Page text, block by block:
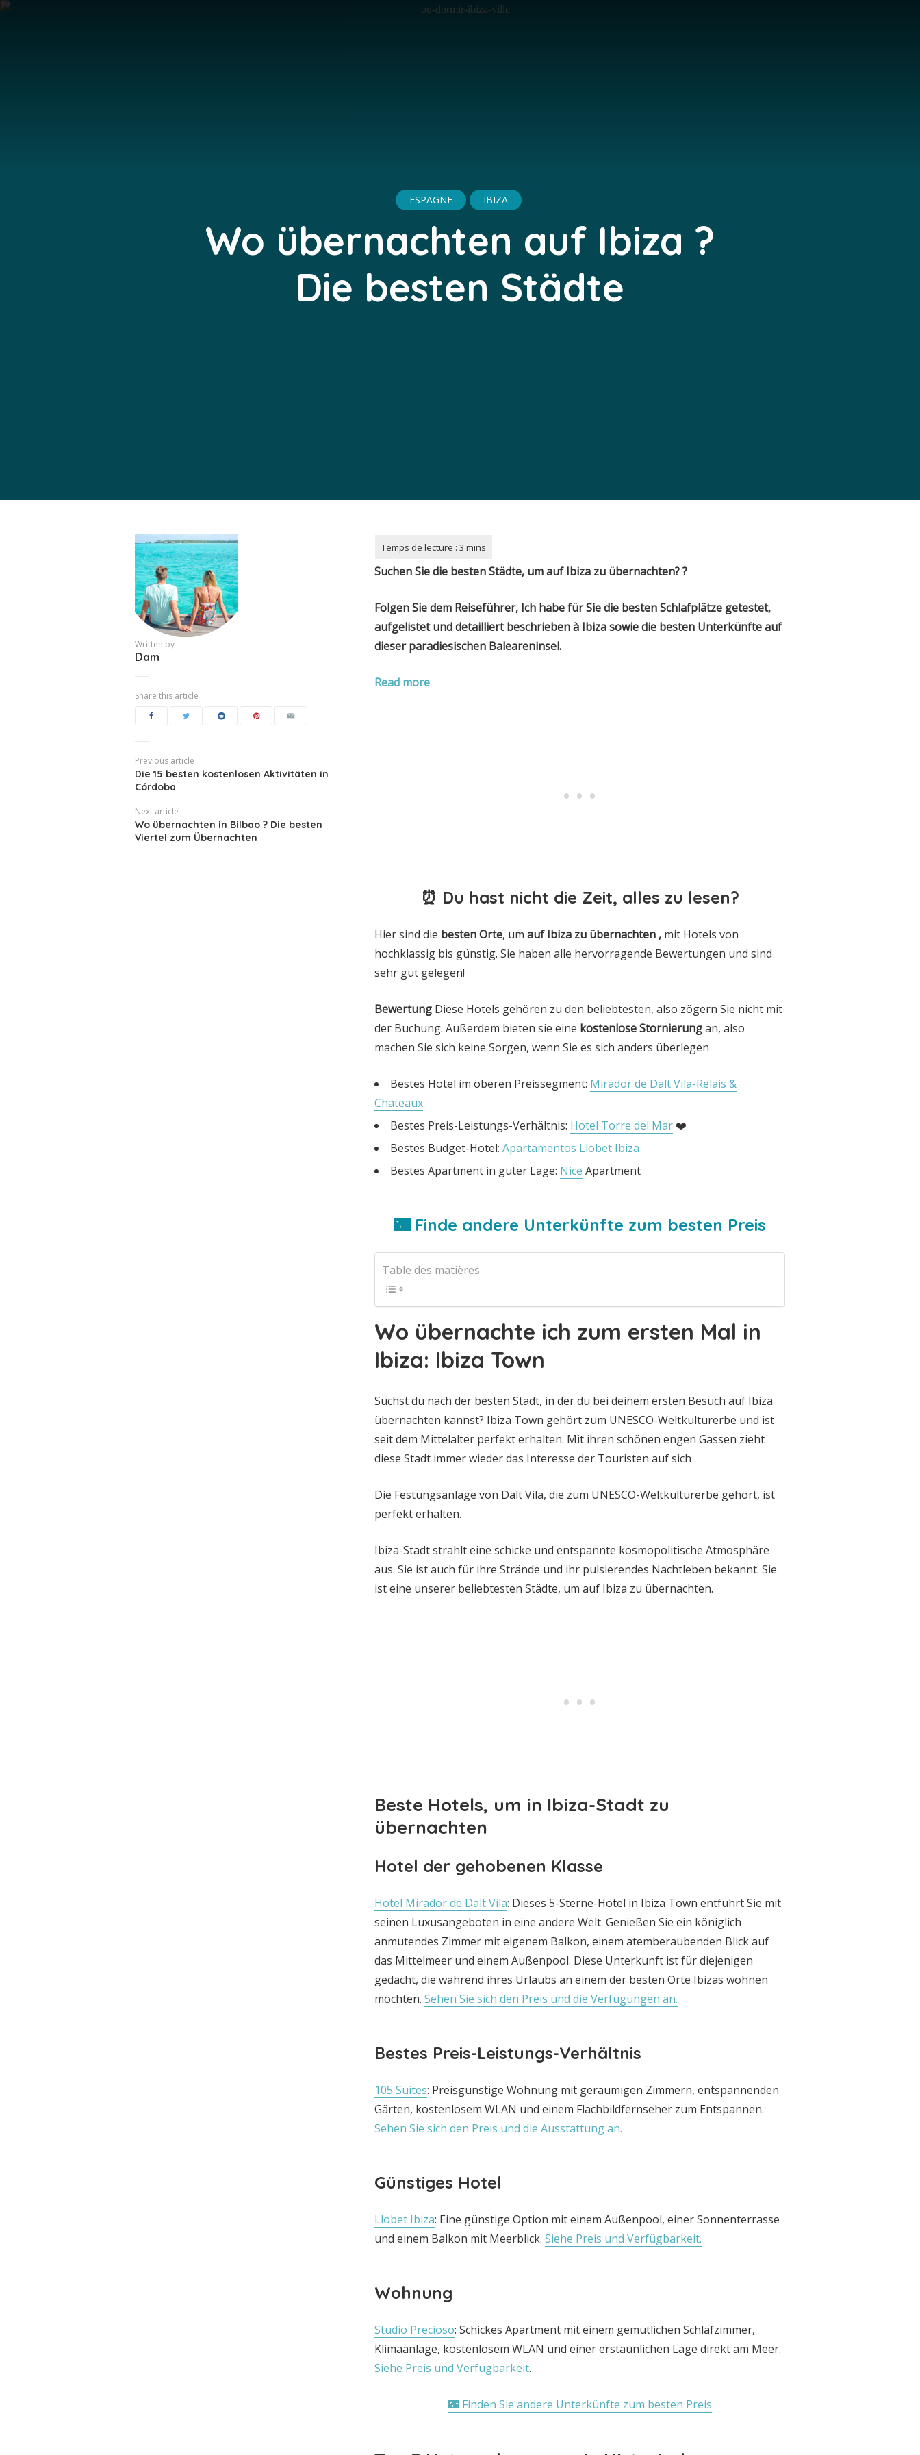
ESPAGNE IBIZA
Wo übernachten auf Ibiza ?
Die besten Städte
Written by
Dam
Share this article
Previous article
Die 15 besten kostenlosen Aktivitäten in
Córdoba
Next article
Wo übernachten in Bilbao ? Die besten
Viertel zum Übernachten
Suchen Sie die besten Städte, umaufIbiza zu übernachten??
Folgen Sie dem Reiseführer, Ich habe für Sie die besten Schlafplätze getestet,
aufgelistet und detailliert beschriebenà Ibizasowie die besten Unterkünfte auf
dieser paradiesischen Baleareninsel.
Read more
⏰ Du hast nicht die Zeit, alles zu lesen?
Hier sind die besten Orte, um auf Ibiza zu übernachten , mit Hotels von
hochklassig bis günstig. Sie haben alle hervorragende Bewertungen und sind
sehr gut gelegen!
Bewertung Diese Hotels gehören zu den beliebtesten, also zögern Sie nicht mit
der Buchung. Außerdem bieten sie eine kostenlose Stornierungan, also
machen Sie sich keine Sorgen, wenn Sie es sich anders überlegen
Bestes Hotel im oberen Preissegment: Mirador de Dalt Vila-Relais &
Chateaux
Bestes Preis-Leistungs-Verhältnis: Hotel Torre del Mar ❤️
Bestes Budget-Hotel: Apartamentos Llobet Ibiza
Bestes Apartment in guter Lage: Nice Apartment
🌃 Finde andere Unterkünfte zum besten Preis
Table des matières
Wo übernachte ich zum ersten Mal in
Ibiza: Ibiza Town
Suchst du nach der besten Stadt, in der du bei deinem ersten Besuch auf Ibiza
übernachten kannst? Ibiza Town gehört zum UNESCO-Weltkulturerbe und ist
seit dem Mittelalter perfekt erhalten. Mit ihren schönen engen Gassen zieht
diese Stadt immer wieder das Interesse der Touristen auf sich
Die Festungsanlage von Dalt Vila, die zum UNESCO-Weltkulturerbe gehört, ist
perfekt erhalten.
Ibiza-Stadt strahlt eine schicke und entspannte kosmopolitische Atmosphäre
aus. Sie ist auch für ihre Strände und ihr pulsierendes Nachtleben bekannt. Sie
ist eine unserer beliebtesten Städte, um auf Ibiza zu übernachten.
Beste Hotels, um in Ibiza-Stadt zu
übernachten
Hotel der gehobenen Klasse
Hotel Mirador de Dalt Vila: Dieses 5-Sterne-Hotel in Ibiza Town entführt Sie mit
seinen Luxusangeboten in eine andere Welt. Genießen Sie ein königlich
anmutendes Zimmer mit eigenem Balkon, einem atemberaubenden Blick auf
das Mittelmeer und einem Außenpool. Diese Unterkunft ist für diejenigen
gedacht, die während ihres Urlaubs an einem der besten Orte Ibizas wohnen
möchten. Sehen Sie sich den Preis und die Verfügungen an.
Bestes Preis-Leistungs-Verhältnis
105 Suites: Preisgünstige Wohnung mit geräumigen Zimmern, entspannenden
Gärten, kostenlosem WLAN und einem Flachbildfernseher zum Entspannen.
Sehen Sie sich den Preis und die Ausstattung an.
Günstiges Hotel
Llobet Ibiza: Eine günstige Option mit einem Außenpool, einer Sonnenterrasse
und einem Balkon mit Meerblick. Siehe Preis und Verfügbarkeit.
Wohnung
Studio Precioso: Schickes Apartment mit einem gemütlichen Schlafzimmer,
Klimaanlage, kostenlosem WLAN und einer erstaunlichen Lage direkt am Meer.
Siehe Preis und Verfügbarkeit.
🌃 Finden Sie andere Unterkünfte zum besten Preis